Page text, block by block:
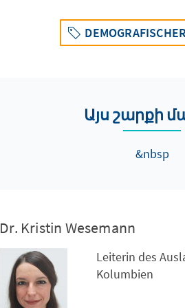
Այս շարքի
&nbsp
Dr. Kristin Wesemann
Leiterin des
Kolumbien